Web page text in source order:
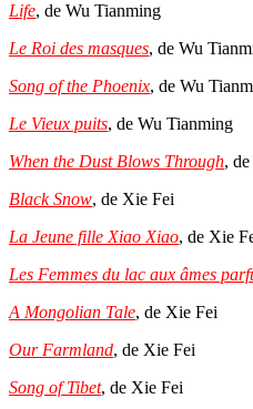
Life, de Wu Tianming
Le Roi des masques, de Wu
Song of the Phoenix, de Wu
Le Vieux puits, de Wu Tianming
When the Dust Blows Through,
Black Snow, de Xie Fei
La Jeune fille Xiao Xiao, de Xie
Les Femmes du lac aux âmes
A Mongolian Tale, de Xie Fei
Our Farmland, de Xie Fei
Song of Tibet, de Xie Fei